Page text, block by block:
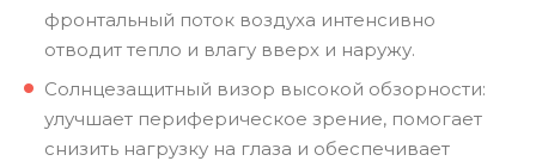
фронтальный поток воздуха интенсивно
отводит тепло и влагу вверх и наружу.
Солнцезащитный визор высокой обзорности:
улучшает периферическое зрение, помогает
снизить нагрузку на глаза и обеспечивает